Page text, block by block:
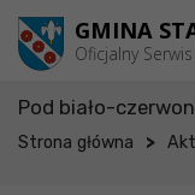
Przejdź do menu
Przejdź do głównej treści strony
Przejdź do stopki strony GMINA
Oficjalny
Pod biało-
Strona główna >